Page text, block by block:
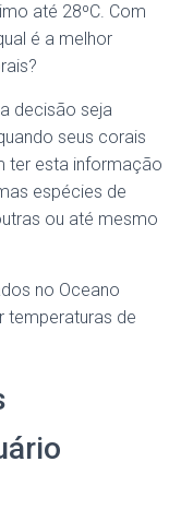
até 28ºC. Com
é a melhor
decisão seja
seus corais
ter esta informação
espécies de
ou até mesmo
no Oceano
temperaturas de